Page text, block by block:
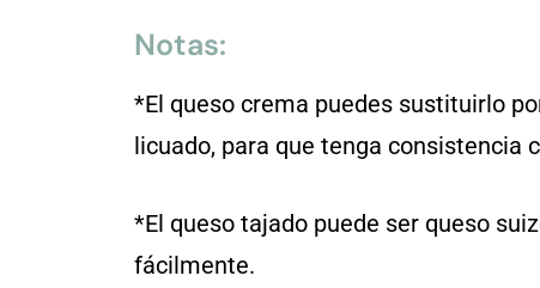
Notas:
*El queso crema puedes sustituirlo
licuado, para que tenga consistencia
*El queso tajado puede ser queso
fácilmente.